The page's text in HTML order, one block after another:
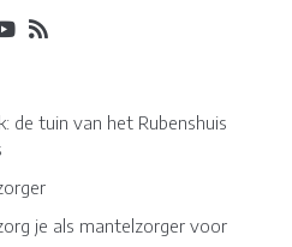
de tuin van het Rubenshuis
je als mantelzorger voor